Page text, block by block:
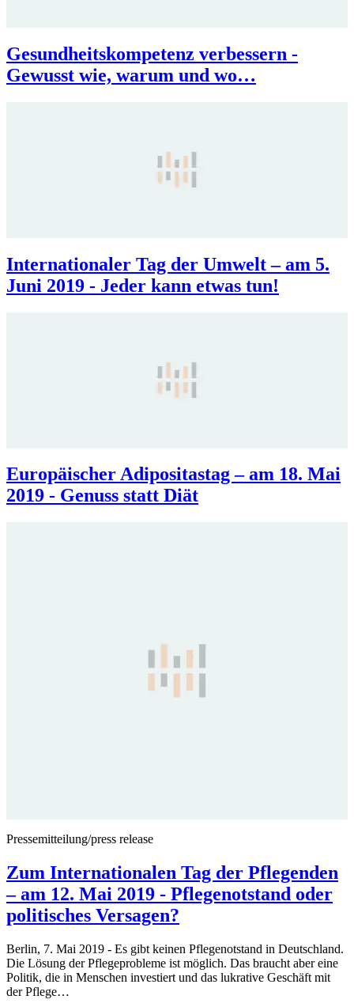
Gesundheitskompetenz verbessern -
Gewusst wie, warum und wo…
Internationaler Tag der Umwelt – am 5.
Juni 2019 - Jeder kann etwas tun!
Europäischer Adipositastag – am 18. Mai
2019 - Genuss statt Diät
Pressemitteilung/press release
Zum Internationalen Tag der Pflegenden
– am 12. Mai 2019 - Pflegenotstand oder
politisches Versagen?
Berlin, 7. Mai 2019 - Es gibt keinen Pflegenotstand in Deutschland.
Die Lösung der Pflegeprobleme ist möglich. Das braucht aber eine
Politik, die in Menschen investiert und das lukrative Geschäft mit
der Pflege…